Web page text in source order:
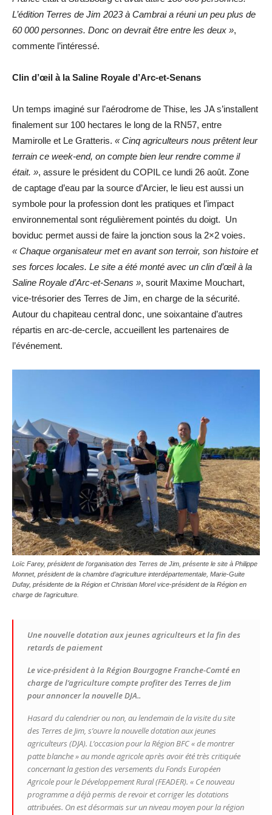
L’édition Terres de Jim 2023 à Cambrai a réuni un peu plus de
60 000 personnes. Donc on devrait être entre les deux »,
commente l’intéressé.
Clin d’œil à la Saline Royale d’Arc-et-Senans
Un temps imaginé sur l’aérodrome de Thise, les JA s’installent
finalement sur 100 hectares le long de la RN57, entre
Mamirolle et Le Gratteris. « Cinq agriculteurs nous prêtent leur
terrain ce week-end, on compte bien leur rendre comme il
était. », assure le président du COPIL ce lundi 26 août. Zone
de captage d’eau par la source d’Arcier, le lieu est aussi un
symbole pour la profession dont les pratiques et l’impact
environnemental sont régulièrement pointés du doigt. Un
boviduc permet aussi de faire la jonction sous la 2×2 voies.
« Chaque organisateur met en avant son terroir, son histoire et
ses forces locales. Le site a été monté avec un clin d’œil à la
Saline Royale d’Arc-et-Senans », sourit Maxime Mouchart,
vice-trésorier des Terres de Jim, en charge de la sécurité.
Autour du chapiteau central donc, une soixantaine d’autres
répartis en arc-de-cercle, accueillent les partenaires de
l’événement.
Loïc Farey, président de l’organisation des Terres de Jim, présente le site à Philippe
Monnet, président de la chambre d’agriculture interdépartementale, Marie-Guite
Dufay, présidente de la Région et Christian Morel vice-président de la Région en
charge de l’agriculture.
Une nouvelle dotation aux jeunes agriculteurs et la fin des
retards de paiement
Le vice-président à la Région Bourgogne Franche-Comté en
charge de l’agriculture compte profiter des Terres de Jim
pour annoncer la nouvelle DJA..
Hasard du calendrier ou non, au lendemain de la visite du site
des Terres de Jim, s’ouvre la nouvelle dotation aux jeunes
agriculteurs (DJA). L’occasion pour la Région BFC « de montrer
patte blanche » au monde agricole après avoir été très critiquée
concernant la gestion des versements du Fonds Européen
Agricole pour le Développement Rural (FEADER). « Ce nouveau
programme a déjà permis de revoir et corriger les dotations
attribuées. On est désormais sur un niveau moyen pour la région